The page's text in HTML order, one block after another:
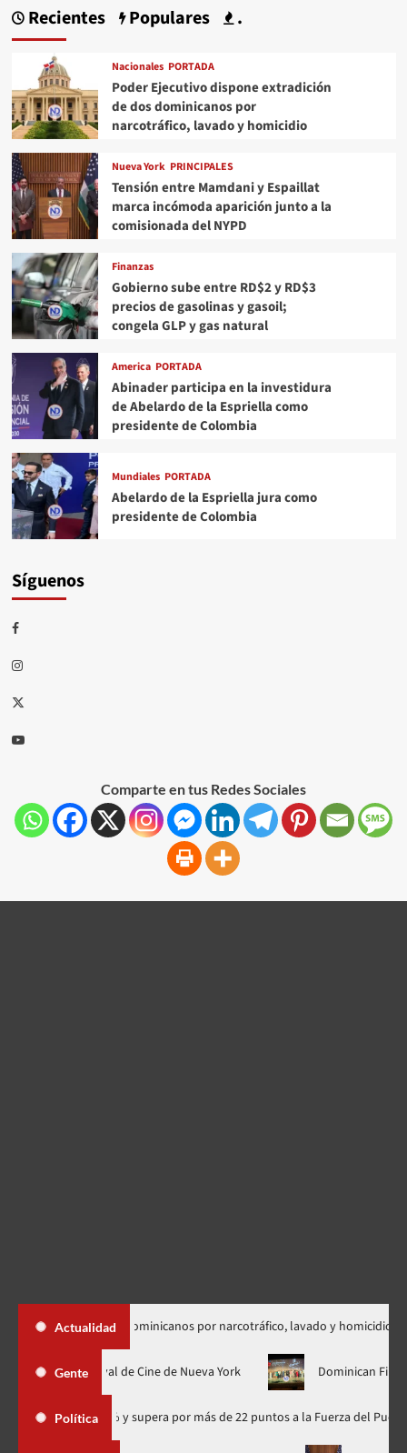
Recientes Populares .
Nacionales PORTADA
Poder Ejecutivo dispone extradición
de dos dominicanos por
narcotráfico, lavado y homicidio
Nueva York PRINCIPALES
Tensión entre Mamdani y Espaillat
marca incómoda aparición junto a la
comisionada del NYPD
Finanzas
Gobierno sube entre RD$2 y RD$3
precios de gasolinas y gasoil;
congela GLP y gas natural
America PORTADA
Abinader participa en la investidura
de Abelardo de la Espriella como
presidente de Colombia
Mundiales PORTADA
Abelardo de la Espriella jura como
presidente de Colombia
Síguenos
Comparte en tus Redes Sociales
Actualidad
de dos dominicanos por narcotráfico, lavado y homicidio
Gente
estreno mundial en el Festival de Cine de Nueva York
Política
41.1% y supera por más de 22 puntos a la Fuerza del Pueblo